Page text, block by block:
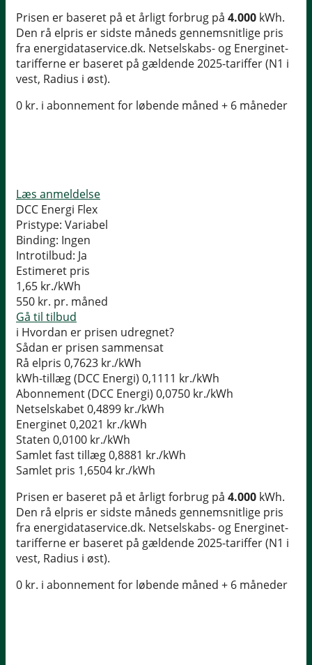
Prisen er baseret på et årligt forbrug på 4.000 kWh.
Den rå elpris er sidste måneds gennemsnitlige pris
fra energidataservice.dk. Netselskabs- og Energinet-
tarifferne er baseret på gældende 2025-tariffer (N1 i
vest, Radius i øst).
0 kr. i abonnement for løbende måned + 6 måneder
Læs anmeldelse
DCC Energi Flex
Pristype: Variabel
Binding: Ingen
Introtilbud: Ja
Estimeret pris
1,65 kr./kWh
550 kr. pr. måned
Gå til tilbud
i Hvordan er prisen udregnet?
Sådan er prisen sammensat
Rå elpris 0,7623 kr./kWh
kWh-tillæg (DCC Energi) 0,1111 kr./kWh
Abonnement (DCC Energi) 0,0750 kr./kWh
Netselskabet0,4899 kr./kWh
Energinet0,2021 kr./kWh
Staten 0,0100 kr./kWh
Samlet fast tillæg0,8881 kr./kWh
Samlet pris 1,6504 kr./kWh
Prisen er baseret på et årligt forbrug på 4.000 kWh.
Den rå elpris er sidste måneds gennemsnitlige pris
fra energidataservice.dk. Netselskabs- og Energinet-
tarifferne er baseret på gældende 2025-tariffer (N1 i
vest, Radius i øst).
0 kr. i abonnement for løbende måned + 6 måneder